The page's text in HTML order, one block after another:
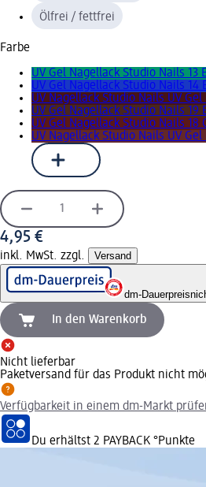
Ölfrei / fettfrei
Farbe
UV Gel Nagellack Studio Nails 13
UV Gel Nagellack Studio Nails 14
UV Nagellack Studio Nails UV Gel
UV Gel Nagellack Studio Nails 19
UV Gel Nagellack Studio Nails 18
UV Nagellack Studio Nails UV
4,95 €
inkl. MwSt. zzgl. Versand
dm-Dauerpreis
In den Warenkorb
Nicht lieferbar
Paketversand für das Produkt nicht
Verfügbarkeit in einem dm-Markt
Du erhältst 2 PAYBACK °Punkte